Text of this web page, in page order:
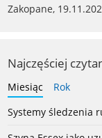
Zakopane,
Najczęściej
Miesiąc
Rok
Systemy śledzenia